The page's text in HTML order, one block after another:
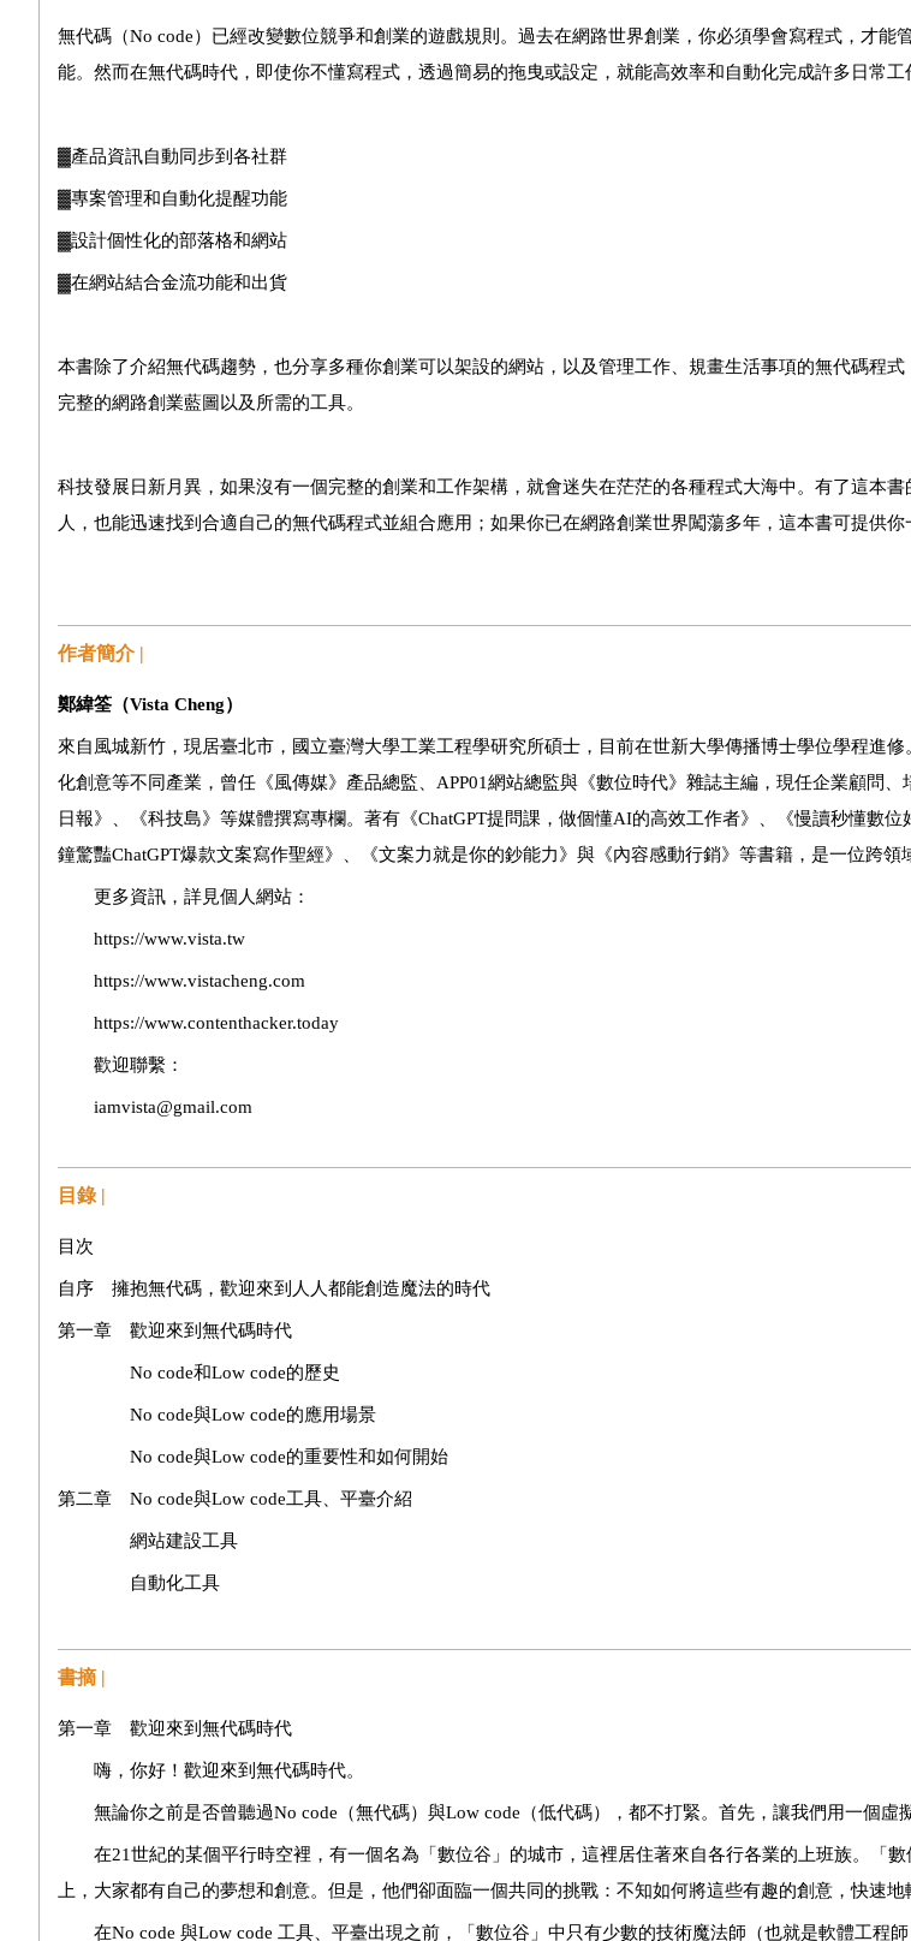
無代碼（No code）已經改變數位競爭和創業的遊戲規則。過去在網路世界創業，你必須學會寫程式，才能
能。然而在無代碼時代，即使你不懂寫程式，透過簡易的拖曳或設定，就能高效率和自動化完成許多日常工
▓產品資訊自動同步到各社群
▓專案管理和自動化提醒功能
▓設計個性化的部落格和網站
▓在網站結合金流功能和出貨
本書除了介紹無代碼趨勢，也分享多種你創業可以架設的網站，以及管理工作、規畫生活事項的無代碼程
完整的網路創業藍圖以及所需的工具。
科技發展日新月異，如果沒有一個完整的創業和工作架構，就會迷失在茫茫的各種程式大海中。有了這本
人，也能迅速找到合適自己的無代碼程式並組合應用；如果你已在網路創業世界闖蕩多年，這本書可提供你
作者簡介 |
鄭緯筌（Vista Cheng）
來自風城新竹，現居臺北市，國立臺灣大學工業工程學研究所碩士，目前在世新大學傳播博士學位學程進
化創意等不同產業，曾任《風傳媒》產品總監、APP01網站總監與《數位時代》雜誌主編，現任企業顧問
日報》、《科技島》等媒體撰寫專欄。著有《ChatGPT提問課，做個懂AI的高效工作者》、《慢讀秒懂數
鐘驚豔ChatGPT爆款文案寫作聖經》、《文案力就是你的鈔能力》與《內容感動行銷》等書籍，是一位跨領
更多資訊，詳見個人網站：
https://www.vista.tw
https://www.vistacheng.com
https://www.contenthacker.today
歡迎聯繫：
iamvista@gmail.com
目錄 |
目次
自序 擁抱無代碼，歡迎來到人人都能創造魔法的時代
第一章 歡迎來到無代碼時代
No code和Low code的歷史
No code與Low code的應用場景
No code與Low code的重要性和如何開始
第二章 No code與Low code工具、平臺介紹
網站建設工具
自動化工具
第三章 No code與Low code工具、平臺實際案例
第四章 打造個人品牌網站：基礎篇
為何你需要個人品牌
書摘 |
第一章 歡迎來到無代碼時代
嗨，你好！歡迎來到無代碼時代。
無論你之前是否曾聽過No code（無代碼）與Low code（低代碼），都不打緊。首先，讓我們用一個虛
在21世紀的某個平行時空裡，有一個名為「數位谷」的城市，這裡居住著來自各行各業的上班族。「數
上，大家都有自己的夢想和創意。但是，他們卻面臨一個共同的挑戰：不知如何將這些有趣的創意，快速地
在No code 與Low code 工具、平臺出現之前，「數位谷」中只有少數的技術魔法師（也就是軟體工程